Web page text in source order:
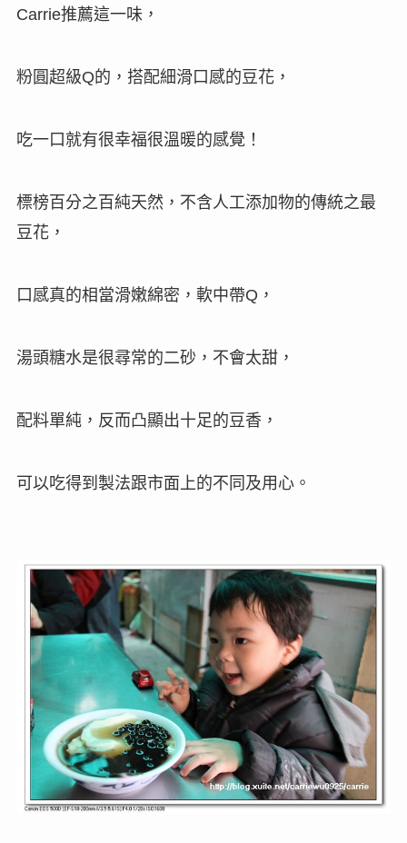
Carrie推薦這一味，
粉圓超級Q的，搭配細滑口感的豆花，
吃一口就有很幸福很溫暖的感覺 ！
標榜百分之百純天然，不含人工添加物的傳統之最
豆花，
口感真的相當滑嫩綿密，軟中帶Q ，
湯頭糖水是很尋常的二砂，不會太甜，
配料單純，反而凸顯出十足的豆香，
可以吃得到製法跟市面上的不同及用心。